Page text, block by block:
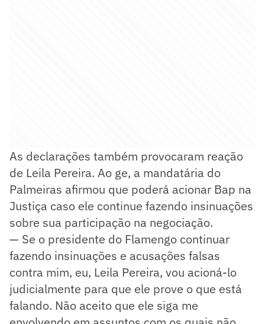
As declarações também provocaram reação
de Leila Pereira. Ao ge, a mandatária do
Palmeiras afirmou que poderá acionar Bap na
Justiça caso ele continue fazendo insinuações
sobre sua participação na negociação.
— Se o presidente do Flamengo continuar
fazendo insinuações e acusações falsas
contra mim, eu, Leila Pereira, vou acioná-lo
judicialmente para que ele prove o que está
falando. Não aceito que ele siga me